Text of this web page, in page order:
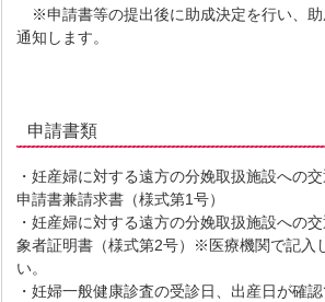
※申請書等の提出後に助成決定を行い、助
通知します。
申請書類
・妊産婦に対する遠方の分娩取扱施設への
申請書兼請求書（様式第1号）
・妊産婦に対する遠方の分娩取扱施設への
象者証明書（様式第2号）※医療機関で記入
い。
・妊婦一般健康診査の受診日、出産日が確